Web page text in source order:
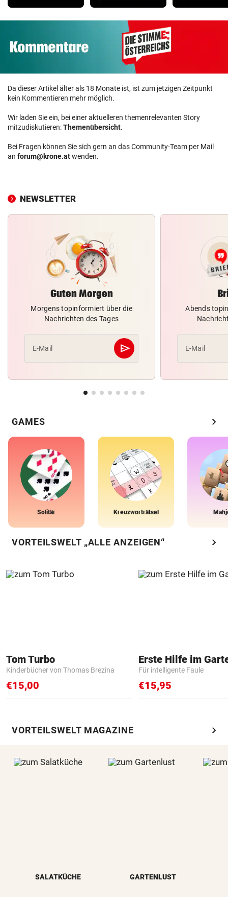
Da dieser Artikel älter als 18 Monate ist, ist zum jetzigen Zeitpunkt
kein Kommentieren mehr möglich.
Wir laden Sie ein, bei einer aktuelleren themenrelevanten Story
mitzudiskutieren:Themenübersicht.
Bei Fragen können Sie sich gern an das Community-Team per Mail
an forum@krone.atwenden.
NEWSLETTER
Guten Morgen
Morgens topinformiert über die
Nachrichten des Tages
E-Mail send
Abschicken
Abends
E-Mail
GAMES chevron_right
Solitär Kreuzworträtsel
VORTEILSWELT „ALLE ANZEIGEN“ chevron_right
Tom Turbo
Kinderbücher von Thomas Brezina
€15,00
Erste Hilfe im
Für intelligente Faule
€15,95
VORTEILSWELT MAGAZINE chevron_right
SALATKÜCHE GARTENLUST